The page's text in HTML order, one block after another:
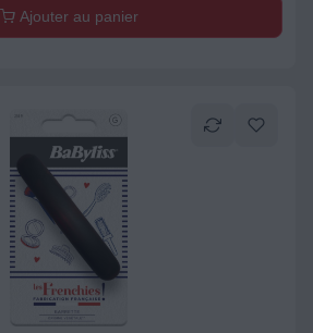
Ajouter au panier